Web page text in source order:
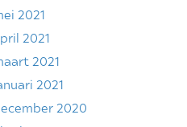
2021
2021
2021
2021
2020